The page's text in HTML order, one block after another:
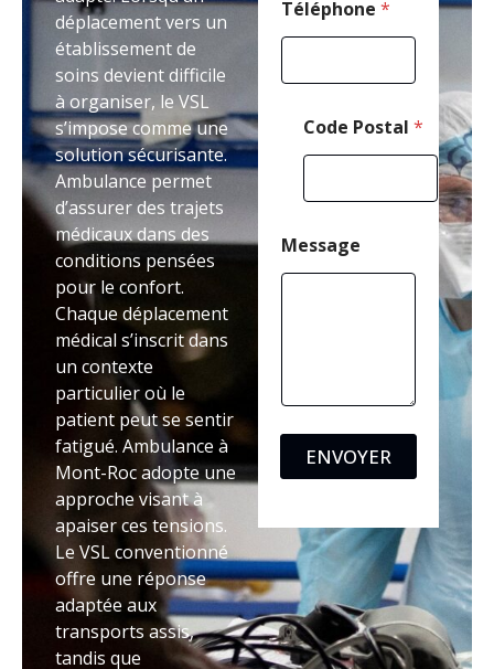
déplacement vers un
établissement de
soins devient difficile
à organiser, le VSL
s’impose comme une
solution sécurisante.
Ambulance permet
d’assurer des trajets
médicaux dans des
conditions pensées
pour le confort.
Chaque déplacement
médical s’inscrit dans
un contexte
particulier où le
patient peut se sentir
fatigué. Ambulance à
Mont-Roc adopte une
approche visant à
apaiser ces tensions.
Le VSL conventionné
offre une réponse
adaptée aux
transports assis,
tandis que
Téléphone *
Code Postal *
Message
ENVOYER